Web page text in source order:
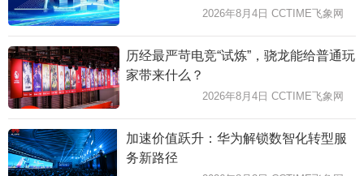
2026年8月4日 CCTIME飞象网
历经最严苛电竞“试炼”，骁龙能给普通玩
家带来什么？
2026年8月4日 CCTIME飞象网
加速价值跃升：华为解锁数智化转型服
务新路径